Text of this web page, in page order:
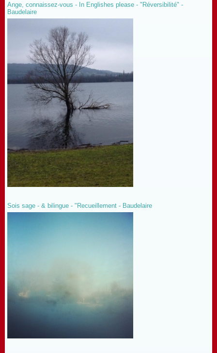
Ange, connaissez-vous - In Englishes please - "Réversibilité" -
Baudelaire
Sois sage - & bilingue - "Recueillement - Baudelaire